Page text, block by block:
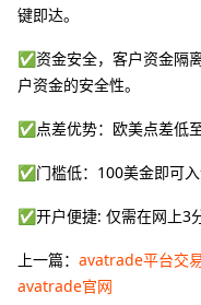
键即达。
✅资金安全，客户资金隔
户资金的安全性。
✅点差优势：欧美点差低
✅门槛低：100美金即可
✅开户便捷: 仅需在网上3
上一篇： avatrade平台交
avatrade官网